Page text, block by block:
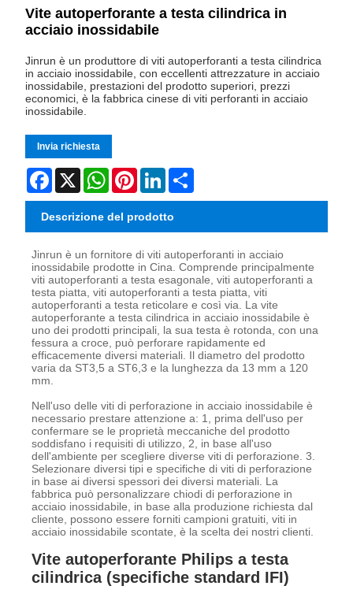
Vite autoperforante a testa cilindrica in
acciaio inossidabile
Jinrun è un produttore di viti autoperforanti a testa cilindrica
in acciaio inossidabile, con eccellenti attrezzature in acciaio
inossidabile, prestazioni del prodotto superiori, prezzi
economici, è la fabbrica cinese di viti perforanti in acciaio
inossidabile.
Invia richiesta
Facebook
X WhatsAppPinterestLinkedIn
Descrizione del prodotto
Jinrun è un fornitore di viti autoperforanti in acciaio
inossidabile prodotte in Cina. Comprende principalmente
viti autoperforanti a testa esagonale, viti autoperforanti a
testa piatta, viti autoperforanti a testa piatta, viti
autoperforanti a testa reticolare e così via. La vite
autoperforante a testa cilindrica in acciaio inossidabile è
uno dei prodotti principali, la sua testa è rotonda, con una
fessura a croce, può perforare rapidamente ed
efficacemente diversi materiali. Il diametro del prodotto
varia da ST3,5 a ST6,3 e la lunghezza da 13 mm a 120
mm.
Nell'uso delle viti di perforazione in acciaio inossidabile è
necessario prestare attenzione a: 1, prima dell'uso per
confermare se le proprietà meccaniche del prodotto
soddisfano i requisiti di utilizzo, 2, in base all'uso
dell'ambiente per scegliere diverse viti di perforazione. 3.
Selezionare diversi tipi e specifiche di viti di perforazione
in base ai diversi spessori dei diversi materiali. La
fabbrica può personalizzare chiodi di perforazione in
acciaio inossidabile, in base alla produzione richiesta dal
cliente, possono essere forniti campioni gratuiti, viti in
acciaio inossidabile scontate, è la scelta dei nostri clienti.
Vite autoperforante Philips a testa
cilindrica (specifiche standard IFI)